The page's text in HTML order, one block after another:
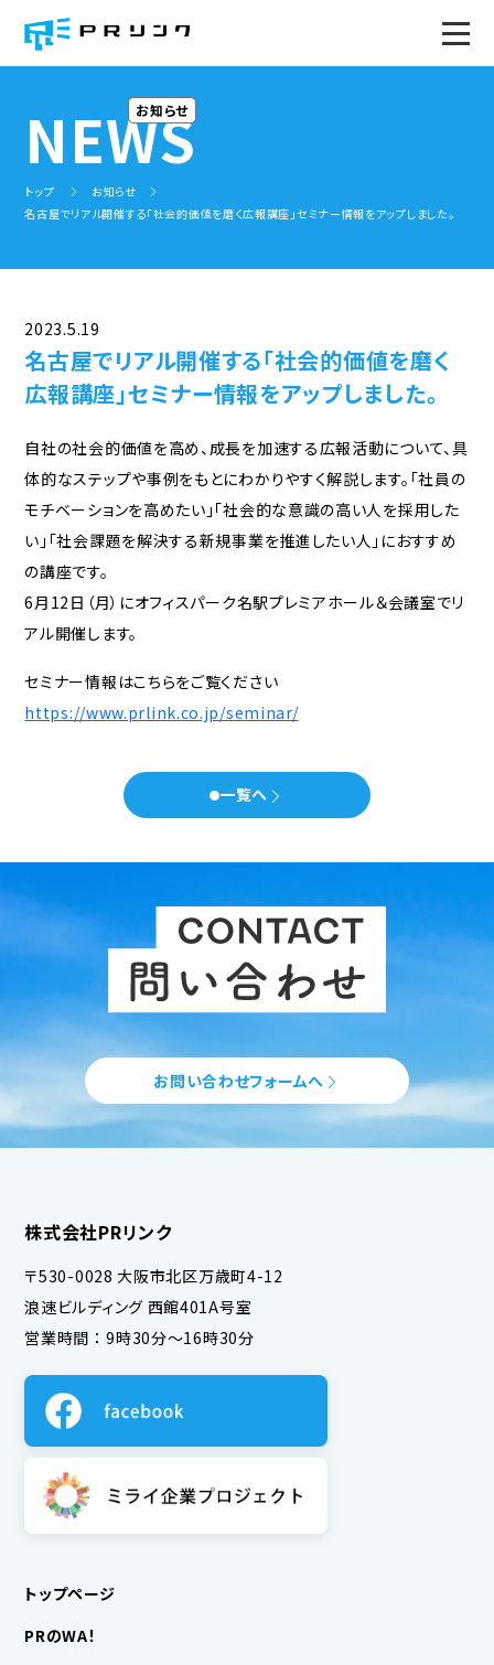
PRのWA！
サービス
みんなで広報会議(全国版)
社内報の企画、作成
PR事例
プロジェクト
地域広報コミュニティ
ミライ企業プロジェクト
地域事務局
セミナー
会社概要
代表メッセージ
お知らせ
× 閉じる
お知らせ
NEWS
トップ
お知らせ
名古屋でリアル開催する「社会的価値を磨く広報講座」セミナー情報をアップしました。
2023.5.19
名古屋でリアル開催する「社会的価値を磨く
広報講座」セミナー情報をアップしました。
自社の社会的価値を高め、成長を加速する広報活動について、具
体的なステップや事例をもとにわかりやすく解説します。「社員の
モチベーションを高めたい」「社会的な意識の高い人を採用した
い」「社会課題を解決する新規事業を推進したい人」におすすめ
の講座です。
6月12日（月）にオフィスパーク名駅プレミアホール＆会議室でリ
アル開催します。
セミナー情報はこちらをご覧ください
https://www.prlink.co.jp/seminar/
一覧へ
お問い合わせフォームへ
株式会社PRリンク
〒530-0028 大阪市北区万歳町4-12
浪速ビルディング 西館401A号室
営業時間 ： 9時30分～16時30分
トップページ
PRのWA！